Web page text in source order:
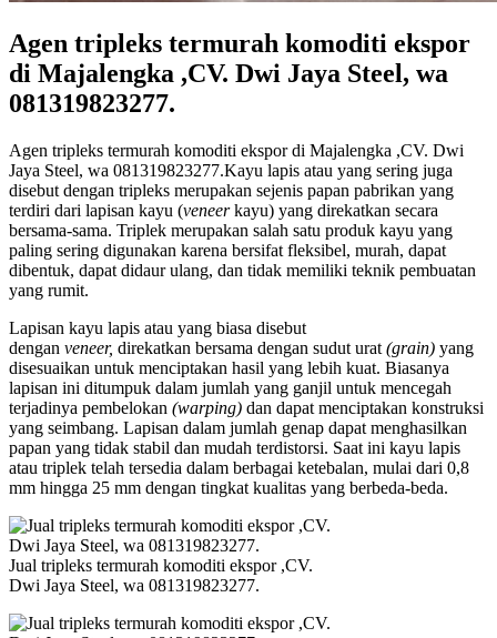
Agen tripleks termurah komoditi ekspor
di Majalengka ,CV. Dwi Jaya Steel, wa
081319823277.
Agen tripleks termurah komoditi ekspor di Majalengka ,CV. Dwi
Jaya Steel, wa 081319823277.Kayu lapis atau yang sering juga
disebut dengan tripleks merupakan sejenis papan pabrikan yang
terdiri dari lapisan kayu (veneerkayu) yang direkatkan secara
bersama-sama. Triplek merupakan salah satu produk kayu yang
paling sering digunakan karena bersifat fleksibel, murah, dapat
dibentuk, dapat didaur ulang, dan tidak memiliki teknik pembuatan
yang rumit.
Lapisan kayu lapis atau yang biasa disebut
dengan veneer, direkatkan bersama dengan sudut urat (grain) yang
disesuaikan untuk menciptakan hasil yang lebih kuat. Biasanya
lapisan ini ditumpuk dalam jumlah yang ganjil untuk mencegah
terjadinya pembelokan (warping) dan dapat menciptakan konstruksi
yang seimbang. Lapisan dalam jumlah genap dapat menghasilkan
papan yang tidak stabil dan mudah terdistorsi. Saat ini kayu lapis
atau triplek telah tersedia dalam berbagai ketebalan, mulai dari 0,8
mm hingga 25 mm dengan tingkat kualitas yang berbeda-beda.
Jual tripleks termurah komoditi ekspor ,CV.
Dwi Jaya Steel, wa 081319823277.